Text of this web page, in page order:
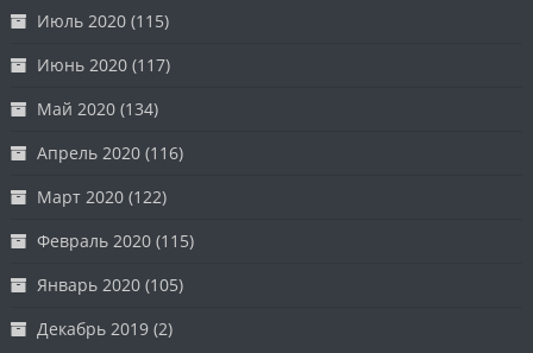
Июль 2020 (115)
Июнь 2020 (117)
Май 2020 (134)
Апрель 2020 (116)
Март 2020 (122)
Февраль 2020 (115)
Январь 2020 (105)
Декабрь 2019 (2)